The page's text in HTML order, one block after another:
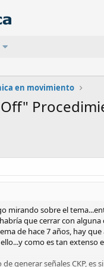
en movimiento
mirando sobre el
que cerrar con
de hace 7 años, hay
como es tan extenso
generar señales CKP,